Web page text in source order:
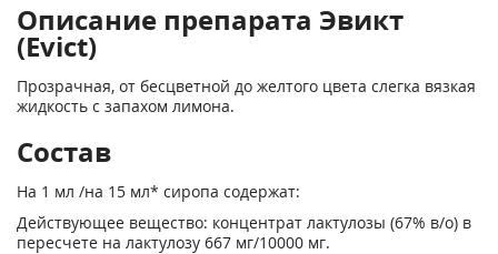
Описание препарата Эвикт
(Evict)
Прозрачная, от бесцветной до желтого цвета слегка вязкая
жидкость с запахом лимона.
Состав
На 1 мл /на 15 мл* сиропа содержат:
Действующее вещество: концентрат лактулозы (67% в/о) в
пересчете на лактулозу 667 мг/10000 мг.